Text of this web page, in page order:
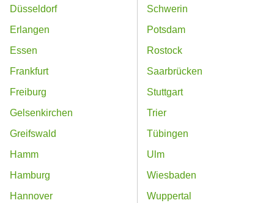
Düsseldorf
Erlangen
Essen
Frankfurt
Freiburg
Gelsenkirchen
Greifswald
Hamm
Hamburg
Hannover
Schwerin
Potsdam
Rostock
Saarbrücken
Stuttgart
Trier
Tübingen
Ulm
Wiesbaden
Wuppertal